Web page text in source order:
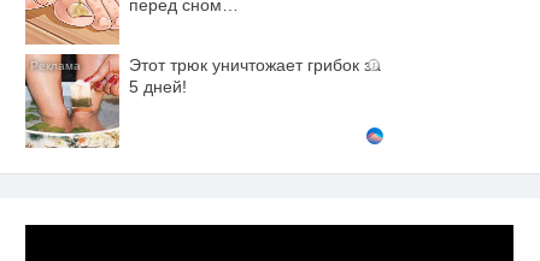
перед сном…
i
Этот трюк уничтожает грибок за
5 дней!